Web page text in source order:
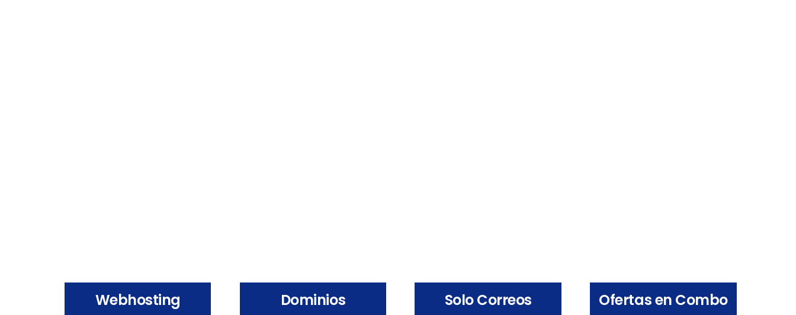
Webhosting Dominios Solo Correos Ofertas en Combo